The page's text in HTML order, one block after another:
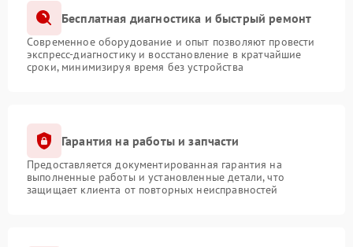
Бесплатная диагностика и быстрый ремонт
Современное оборудование и опыт позволяют провести
экспресс-диагностику и восстановление в кратчайшие
сроки, минимизируя время без устройства
Гарантия на работы и запчасти
Предоставляется документированная гарантия на
выполненные работы и установленные детали, что
защищает клиента от повторных неисправностей